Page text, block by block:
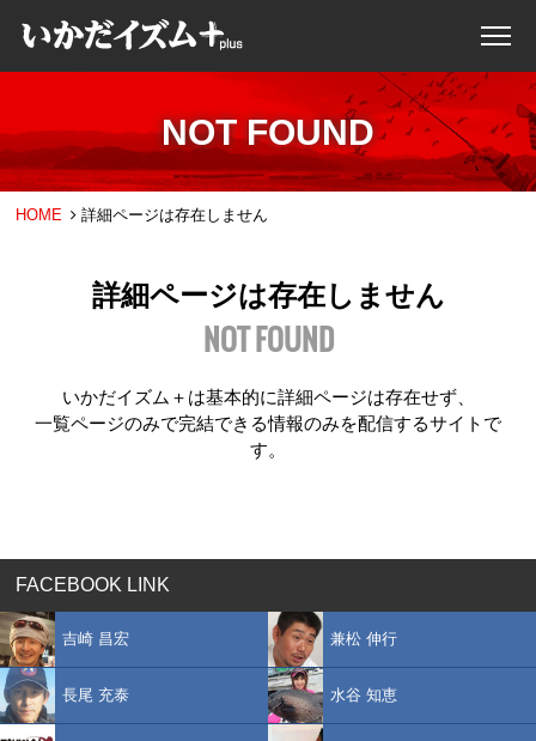
NOT FOUND
HOME 詳細ページは存在しません
詳細ページは存在しません
NOT FOUND
いかだイズム＋は基本的に詳細ページは存在せず、
一覧ページのみで完結できる情報のみを配信するサイトで
す。
FACEBOOK LINK
吉崎 昌宏 兼松 伸行
長尾 充泰 水谷 知恵